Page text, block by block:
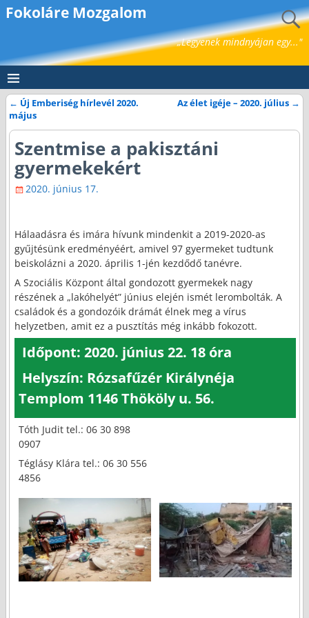
Fokoláre Mozgalom
„Legyenek mindnyájan egy..."
Bejegyzés navigáció
← Új Emberiség hírlevél 2020.
május
Az élet igéje – 2020. július →
Szentmise a pakisztáni
gyermekekért
2020. június 17.
Hálaadásra és imára hívunk mindenkit a 2019-2020-as
gyűjtésünk eredményéért, amivel 97 gyermeket tudtunk
beiskolázni a 2020. április 1-jén kezdődő tanévre.
A Szociális Központ által gondozott gyermekek nagy
részének a „lakóhelyét” június elején ismét lerombolták. A
családok és a gondozóik drámát élnek meg a vírus
helyzetben, amit ez a pusztítás még inkább fokozott.
Időpont: 2020. június 22. 18 óra
Helyszín: Rózsafűzér Királynéja
Templom 1146 Thököly u. 56.
Tóth Judit tel.: 06 30 898
0907
Téglásy Klára tel.: 06 30 556
4856